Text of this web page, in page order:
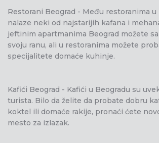
Restorani Beograd - Među restoranima u
nalaze neki od najstarijih kafana i
jeftinim apartmanima Beograd možete
svoju ranu, ali u restoranima možete
specijalitete domaće kuhinje.
Kafići Beograd - Kafići u Beogradu su
turista. Bilo da želite da probate dobru
koktel ili domaće rakije, pronaći ćete
mesto za izlazak.